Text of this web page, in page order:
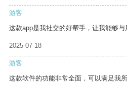
游客
这款app是我社交的好帮手，让我能够与
2025-07-18
游客
这款软件的功能非常全面，可以满足我所